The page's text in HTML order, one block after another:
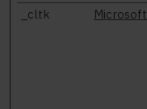
_cltk Microsoft